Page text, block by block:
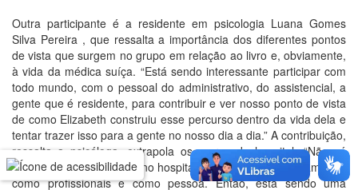
Outra participante é a residente em psicologia Luana Gomes
Silva Pereira , que ressalta a importância dos diferentes pontos
de vista que surgem no grupo em relação ao livro e, obviamente,
à vida da médica suíça. “Está sendo interessante participar com
todo mundo, com o pessoal do administrativo, do assistencial, a
gente que é residente, para contribuir e ver nosso ponto de vista
de como Elizabeth construiu esse percurso dentro da vida dela e
tentar trazer isso para a gente no nosso dia a dia.” A contribuição,
ressalta a psicóloga, extrapola os muros do hospital. “Não só
dentro da nossa atuação no hospital, mas na nossa vida também,
como profissionais e como pessoa. Então, está sendo uma